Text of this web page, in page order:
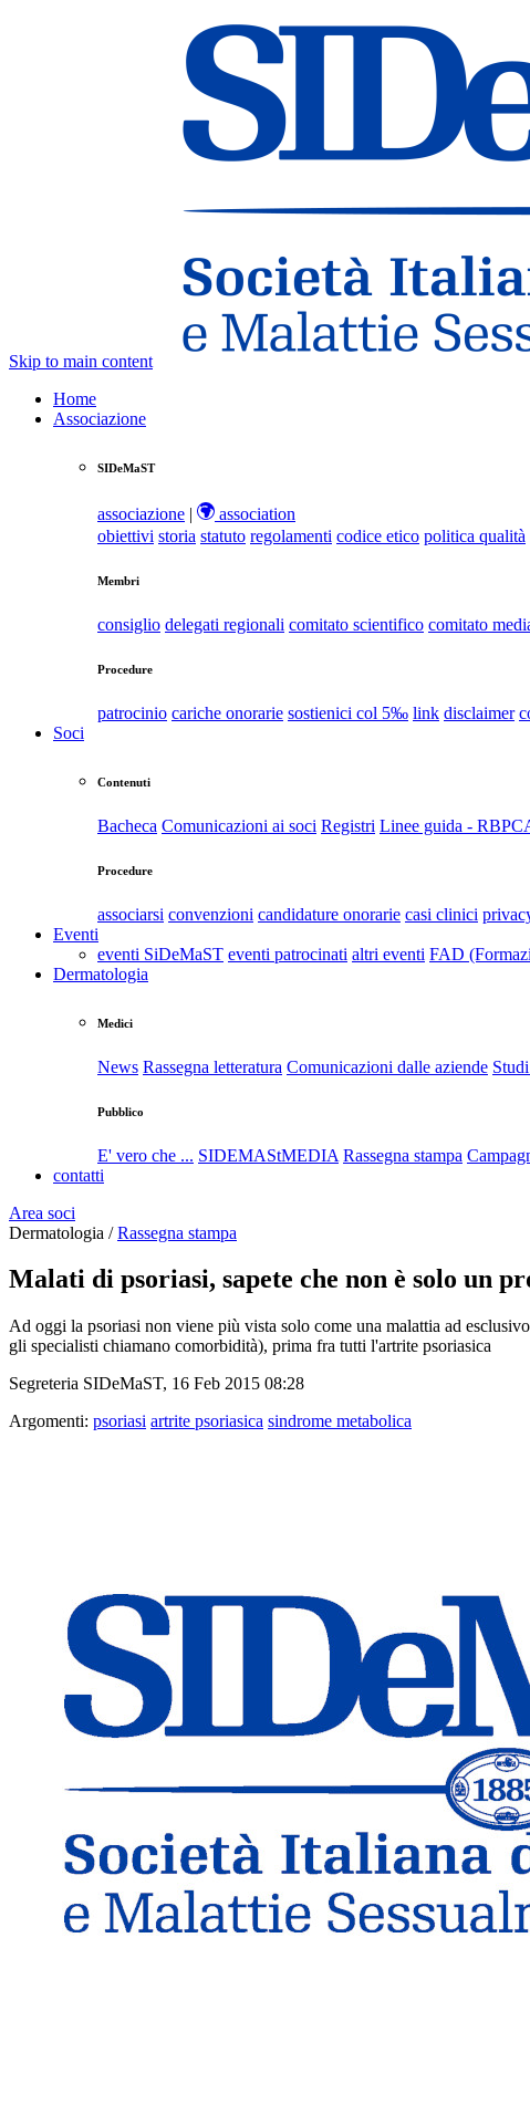
Skip to main content
Home
Associazione
SIDeMaST
associazione |
association
obiettivi storia statuto regolamenti codice etico politica qualità
Membri
consiglio delegati regionali comitato scientifico comitato
Procedure
patrocinio cariche onorarie sostienici col 5‰ link disclaimer
Soci
Contenuti
Bacheca Comunicazioni ai soci Registri Linee guida -
Procedure
associarsi convenzioni candidature onorarie casi clinici
Eventi
eventi SiDeMaST eventi patrocinati altri eventi FAD
Dermatologia
Medici
News Rassegna letteratura Comunicazioni dalle aziende
Pubblico
E' vero che ... SIDEMAStMEDIA Rassegna stampa
contatti
Area soci
Dermatologia /Rassegna stampa
Malati di psoriasi, sapete che non è solo un
Ad oggi la psoriasi non viene più vista solo come una malattia ad
gli specialisti chiamano comorbidità), prima fra tutti l'artrite psoriasica
Segreteria SIDeMaST, 16 Feb 2015 08:28
Argomenti: psoriasi artrite psoriasica sindrome metabolica